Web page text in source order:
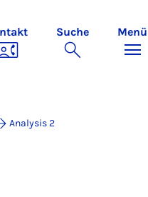
Suche Menü
Analysis 2